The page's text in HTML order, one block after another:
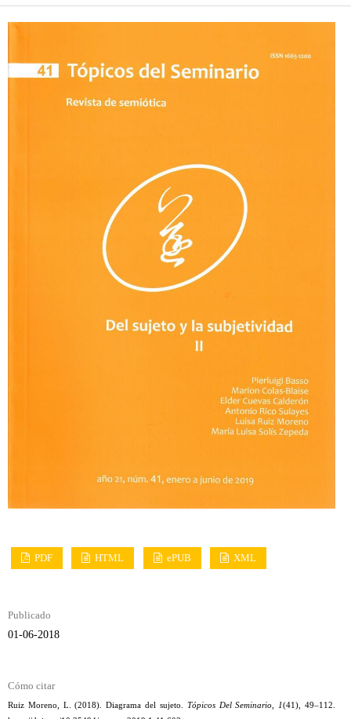
PDF HTML ePUB XML
Publicado
01-06-2018
Cómo citar
Ruiz Moreno, L. (2018). Diagrama del sujeto. Tópicos Del Seminario 1(41), 49–112.